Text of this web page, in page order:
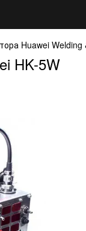
Huawei Welding
HK-5W